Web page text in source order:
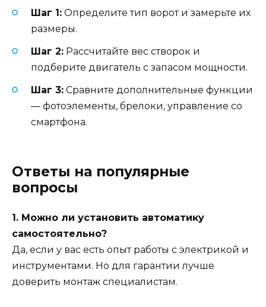
Шаг 1: Определите тип ворот и замерьте их
размеры.
Шаг 2: Рассчитайте вес створок и
подберите двигатель с запасом мощности.
Шаг 3: Сравните дополнительные функции
— фотоэлементы, брелоки, управление со
смартфона.
Ответы на популярные
вопросы
1. Можно ли установить автоматику
самостоятельно?
Да, если у вас есть опыт работы с электрикой и
инструментами. Но для гарантии лучше
доверить монтаж специалистам.